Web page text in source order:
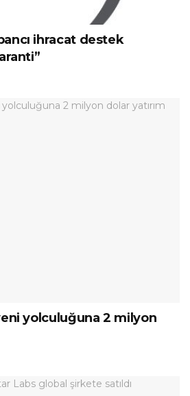
ihracat destek
yolculuğuna 2 milyon